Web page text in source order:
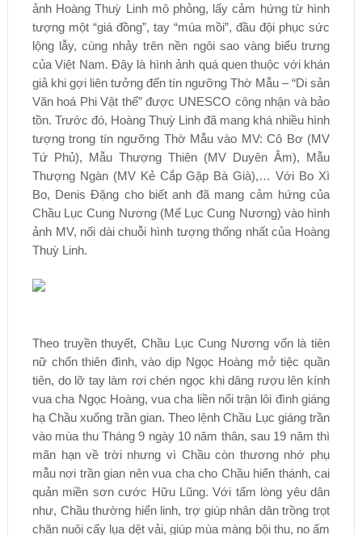
ảnh Hoàng Thuỳ Linh mô phỏng, lấy cảm hứng từ hình
tượng một “giá đồng”, tay “múa mồi”, đầu đội phục sức
lộng lẫy, cùng nhảy trên nền ngôi sao vàng biểu trưng
của Việt Nam. Đây là hình ảnh quá quen thuộc với khán
giả khi gợi liên tưởng đến tín ngưỡng Thờ Mẫu – “Di sản
Văn hoá Phi Vật thể” được UNESCO công nhận và bảo
tồn. Trước đó, Hoàng Thuỳ Linh đã mang khá nhiều hình
tượng trong tín ngưỡng Thờ Mẫu vào MV: Cô Bơ (MV
Tứ Phủ), Mẫu Thượng Thiên (MV Duyên Âm), Mẫu
Thượng Ngàn (MV Kẻ Cắp Gặp Bà Già),… Với Bo Xì
Bo, Denis Đặng cho biết anh đã mang cảm hứng của
Chầu Lục Cung Nương (Mế Lục Cung Nương) vào hình
ảnh MV, nối dài chuỗi hình tượng thống nhất của Hoàng
Thuỳ Linh.
Theo truyền thuyết, Chầu Lục Cung Nương vốn là tiên
nữ chốn thiên đình, vào dịp Ngọc Hoàng mở tiệc quần
tiên, do lỡ tay làm rơi chén ngọc khi dâng rượu lên kính
vua cha Ngọc Hoàng, vua cha liền nổi trận lôi đình giáng
hạ Chầu xuống trần gian. Theo lệnh Chầu Lục giáng trần
vào mùa thu Tháng 9 ngày 10 năm thân, sau 19 năm thì
mãn hạn về trời nhưng vì Chầu còn thương nhớ phụ
mẫu nơi trần gian nên vua cha cho Chầu hiển thánh, cai
quản miền sơn cước Hữu Lũng. Với tấm lòng yêu dân
như, Chầu thường hiển linh, trợ giúp nhân dân trồng trọt
chăn nuôi cấy lụa dệt vải, giúp mùa màng bội thu, no ấm